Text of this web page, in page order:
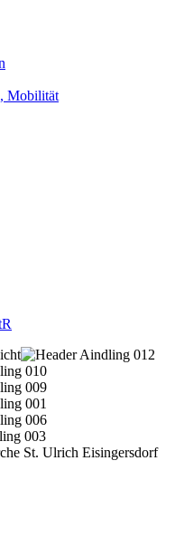
Mobilität